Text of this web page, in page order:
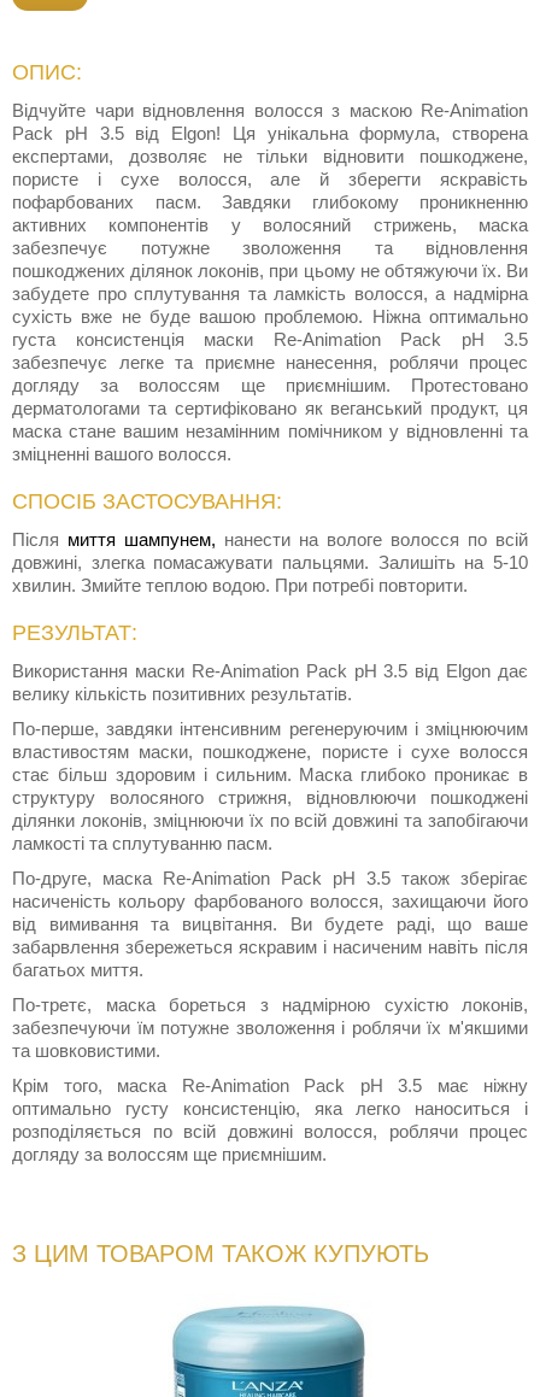
ОПИС:
Відчуйте чари відновлення волосся з маскою Re-Animation
Pack pH 3.5 від Elgon! Ця унікальна формула, створена
експертами, дозволяє не тільки відновити пошкоджене,
пористе і сухе волосся, але й зберегти яскравість
пофарбованих пасм. Завдяки глибокому проникненню
активних компонентів у волосяний стрижень, маска
забезпечує потужне зволоження та відновлення
пошкоджених ділянок локонів, при цьому не обтяжуючи їх. Ви
забудете про сплутування та ламкість волосся, а надмірна
сухість вже не буде вашою проблемою. Ніжна оптимально
густа консистенція маски Re-Animation Pack pH 3.5
забезпечує легке та приємне нанесення, роблячи процес
догляду за волоссям ще приємнішим. Протестовано
дерматологами та сертифіковано як веганський продукт, ця
маска стане вашим незамінним помічником у відновленні та
зміцненні вашого волосся.
СПОСІБ ЗАСТОСУВАННЯ:
Після миття шампунем, нанести на вологе волосся по всій
довжині, злегка помасажувати пальцями. Залишіть на 5-10
хвилин. Змийте теплою водою. При потребі повторити.
РЕЗУЛЬТАТ:
Використання маски Re-Animation Pack pH 3.5 від Elgon дає
велику кількість позитивних результатів.
По-перше, завдяки інтенсивним регенеруючим і зміцнюючим
властивостям маски, пошкоджене, пористе і сухе волосся
стає більш здоровим і сильним. Маска глибоко проникає в
структуру волосяного стрижня, відновлюючи пошкоджені
ділянки локонів, зміцнюючи їх по всій довжині та запобігаючи
ламкості та сплутуванню пасм.
По-друге, маска Re-Animation Pack pH 3.5 також зберігає
насиченість кольору фарбованого волосся, захищаючи його
від вимивання та вицвітання. Ви будете раді, що ваше
забарвлення збережеться яскравим і насиченим навіть після
багатьох миття.
По-третє, маска бореться з надмірною сухістю локонів,
забезпечуючи їм потужне зволоження і роблячи їх м'якшими
та шовковистими.
Крім того, маска Re-Animation Pack pH 3.5 має ніжну
оптимально густу консистенцію, яка легко наноситься і
розподіляється по всій довжині волосся, роблячи процес
догляду за волоссям ще приємнішим.
З ЦИМ ТОВАРОМ ТАКОЖ КУПУЮТЬ